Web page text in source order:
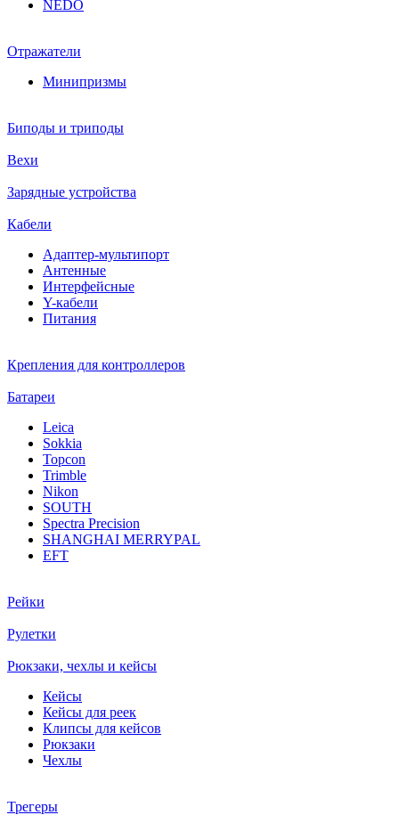
NEDO
Отражатели
Минипризмы
Биподы и триподы
Вехи
Зарядные устройства
Кабели
Адаптер-мультипорт
Антенные
Интерфейсные
Y-кабели
Питания
Крепления для контроллеров
Батареи
Leica
Sokkia
Topcon
Trimble
Nikon
SOUTH
Spectra Precision
SHANGHAI MERRYPAL
EFT
Рейки
Рулетки
Рюкзаки, чехлы и кейсы
Кейсы
Кейсы для реек
Клипсы для кейсов
Рюкзаки
Чехлы
Трегеры